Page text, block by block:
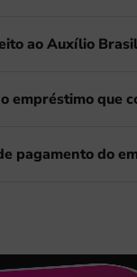
ao Auxílio
empréstimo que
pagamento do